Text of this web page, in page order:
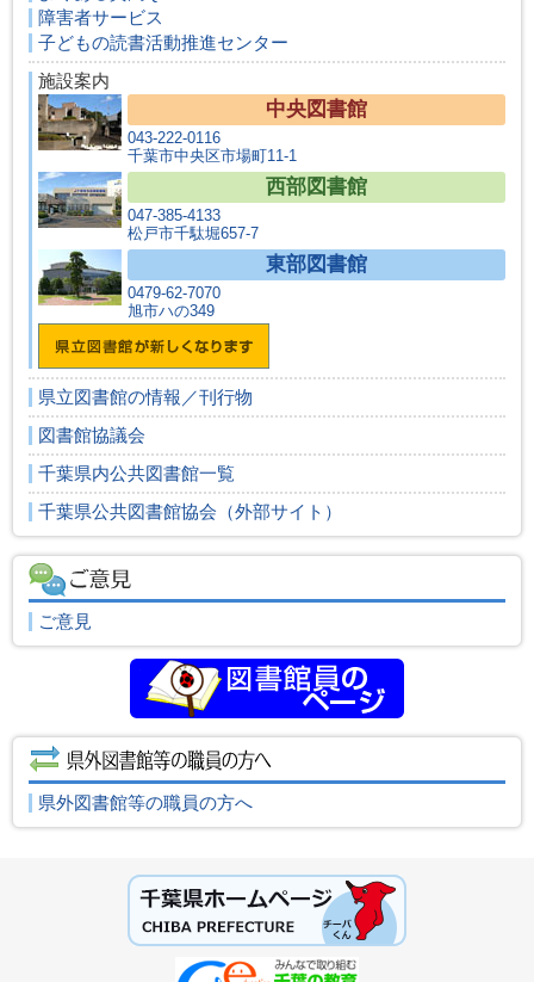
障害者サービス
子どもの読書活動推進センター
施設案内
中央図書館
043-222-0116
千葉市中央区市場町11-1
西部図書館
047-385-4133
松戸市千駄堀657-7
東部図書館
0479-62-7070
旭市ハの349
県立図書館の情報／刊行物
図書館協議会
千葉県内公共図書館一覧
千葉県公共図書館協会（外部サイト）
ご意見
県外図書館等の職員の方へ